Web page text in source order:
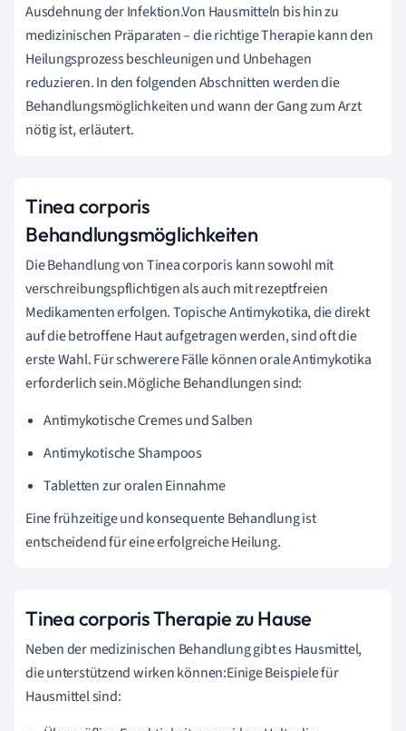
Ausdehnung der Infektion.Von Hausmitteln bis hin zu
medizinischen Präparaten – die richtige Therapie kann den
Heilungsprozess beschleunigen und Unbehagen
reduzieren. In den folgenden Abschnitten werden die
Behandlungsmöglichkeiten und wann der Gang zum Arzt
nötig ist, erläutert.
Tinea corporis
Behandlungsmöglichkeiten
Die Behandlung von Tinea corporis kann sowohl mit
verschreibungspflichtigen als auch mit rezeptfreien
Medikamenten erfolgen. Topische Antimykotika, die direkt
auf die betroffene Haut aufgetragen werden, sind oft die
erste Wahl. Für schwerere Fälle können orale Antimykotika
erforderlich sein.Mögliche Behandlungen sind:
Antimykotische Cremes und Salben
Antimykotische Shampoos
Tabletten zur oralen Einnahme
Eine frühzeitige und konsequente Behandlung ist
entscheidend für eine erfolgreiche Heilung.
Tinea corporis Therapie zu Hause
Neben der medizinischen Behandlung gibt es Hausmittel,
die unterstützend wirken können:Einige Beispiele für
Hausmittel sind: